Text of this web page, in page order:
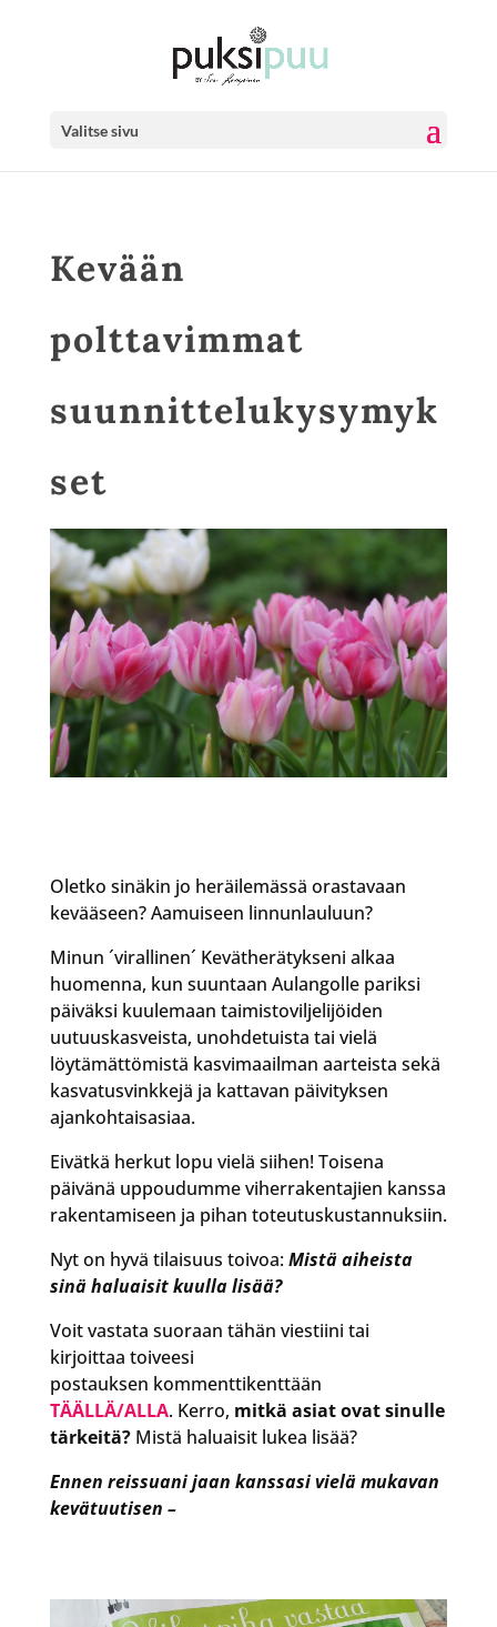
Valitse sivu
Kevään
polttavimmat
suunnittelukysymyk
set
Oletko sinäkin jo heräilemässä orastavaan
kevääseen? Aamuiseen linnunlauluun?
Minun ´virallinen´ Kevätherätykseni alkaa
huomenna, kun suuntaan Aulangolle pariksi
päiväksi kuulemaan taimistoviljelijöiden
uutuuskasveista, unohdetuista tai vielä
löytämättömistä kasvimaailman aarteista sekä
kasvatusvinkkejä ja kattavan päivityksen
ajankohtaisasiaa.
Eivätkä herkut lopu vielä siihen! Toisena
päivänä uppoudumme viherrakentajien kanssa
rakentamiseen ja pihan toteutuskustannuksiin.
Nyt on hyvä tilaisuus toivoa:Mistä aiheista
sinä haluaisit kuulla lisää?
Voit vastata suoraan tähän viestiini tai
kirjoittaa toiveesi
postauksen kommenttikenttään
TÄÄLLÄ/ALLA. Kerro, mitkä asiat ovat sinulle
tärkeitä?Mistä haluaisit lukea lisää?
Ennen reissuani jaan kanssasi vielä mukavan
kevätuutisen –